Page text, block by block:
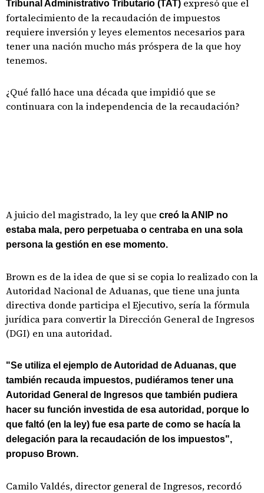
Tribunal Administrativo Tributario (TAT) expresó que el
fortalecimiento de la recaudación de impuestos
requiere inversión y leyes elementos necesarios para
tener una nación mucho más próspera de la que hoy
tenemos.
¿Qué falló hace una década que impidió que se
continuara con la independencia de la recaudación?
A juicio del magistrado, la ley que creó la ANIP no
estaba mala, pero perpetuaba o centraba en una sola
persona la gestión en ese momento.
Brown es de la idea de que si se copia lo realizado con la
Autoridad Nacional de Aduanas, que tiene una junta
directiva donde participa el Ejecutivo, sería la fórmula
jurídica para convertir la Dirección General de Ingresos
(DGI) en una autoridad.
"Se utiliza el ejemplo de Autoridad de Aduanas, que
también recauda impuestos, pudiéramos tener una
Autoridad General de Ingresos que también pudiera
hacer su función investida de esa autoridad, porque lo
que faltó (en la ley) fue esa parte de como se hacía la
delegación para la recaudación de los impuestos",
propuso Brown.
Camilo Valdés, director general de Ingresos, recordó